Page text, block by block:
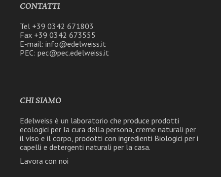
CONTATTI
Tel +39 0342 671803
Fax +39 0342 673555
E-mail: info@edelweiss.it
PEC: pec@pec.edelweiss.it
CHI SIAMO
Edelweiss è un laboratorio che produce prodotti
ecologici per la cura della persona, creme naturali per
il viso e il corpo, prodotti con ingredienti Biologici per i
capelli e detergenti naturali per la casa.
Lavora con noi